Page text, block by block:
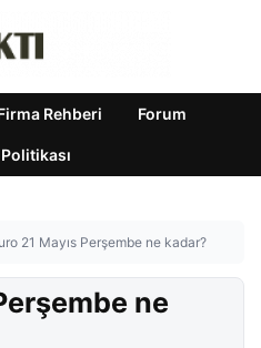
Rehberi Forum
21 Mayıs Perşembe ne kadar?
ne